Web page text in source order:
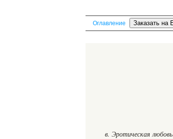
Оглавление
в. Эротическая любовь